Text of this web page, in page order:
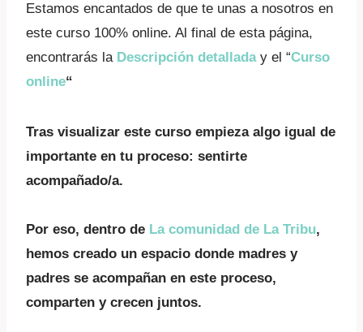
Estamos encantados de que te unas a nosotros en
este curso 100% online. Al final de esta página,
encontrarás la Descripción detalladay el “Curso
online“
Tras visualizar este curso empieza algo igual de
importante en tu proceso: sentirte
acompañado/a.
Por eso, dentro de La comunidad de La Tribu,
hemos creado un espacio donde madres y
padres se acompañan en este proceso,
comparten y crecen juntos.